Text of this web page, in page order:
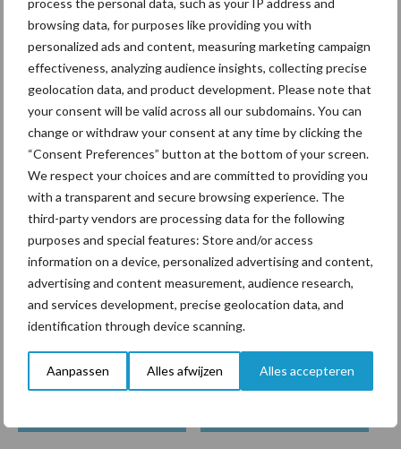
browsing data, for purposes like providing you with
personalized ads and content, measuring marketing campaign
effectiveness, analyzing audience insights, collecting precise
geolocation data, and product development. Please note that
your consent will be valid across all our subdomains. You can
change or withdraw your consent at any time by clicking the
“Consent Preferences” button at the bottom of your screen.
We respect your choices and are committed to providing you
with a transparent and secure browsing experience. The
third-party vendors are processing data for the following
purposes and special features: Store and/or access
information on a device, personalized advertising and content,
advertising and content measurement, audience research,
and services development, precise geolocation data, and
identification through device scanning.
Aanpassen Alles afwijzen Alles accepteren
voor mastitis
ForFarmers ziet volume en
marktaandeel groeien in
krimpende Nederlandse
markt
Themapagina's
Diergezondheid Bemesting Fokkerij
Bedrijfsnieuws
Ligbox &
Voerhekken